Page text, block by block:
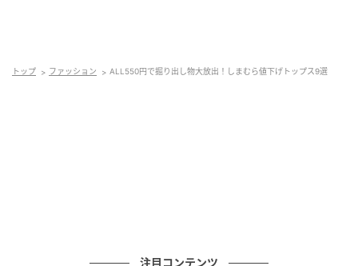
手の甲までかかる長めの袖丈がワンポイントになりま
トップ ファッション ALL550円で掘り出し物大放出！しまむら値下げトップス9選
注目コンテンツ